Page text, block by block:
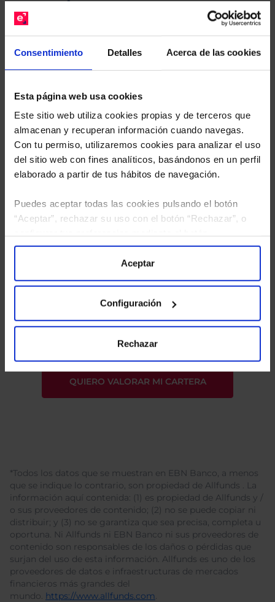
Consentimiento Detalles Acerca de las cookies
Esta página web usa cookies
Este sitio web utiliza cookies propias y de terceros que
almacenan y recuperan información cuando navegas.
Con tu permiso, utilizaremos cookies para analizar el uso
del sitio web con fines analíticos, basándonos en un perfil
elaborado a partir de tus hábitos de navegación.
Puedes aceptar todas las cookies pulsando el botón
“Aceptar”, rechazar su uso con el botón “Rechazar”, o
“Configuración”. Consulta nuestraPolítica
para más información.
Aceptar
Configuración
Rechazar
gratuito de su cartera.
sus Fondos y nuestros expertos le enviarán un
estudio gratuito de sus alternativas de Clases
la política de privacidad
y consiento el
*Todos los datos que se muestran en EBN Banco, a menos
que se indique lo contrario, son propiedad de Allfunds . La
información aquí contenida: (1) es propiedad de Allfunds y /
o sus proveedores de contenido; (2) no se puede copiar ni
distribuir; y (3) no se garantiza que sea precisa, completa u
oportuna. Ni Allfunds ni EBN Banco ni sus proveedores de
contenido son responsables de los daños o pérdidas que
surjan del uso de esta información. Allfunds es uno de los
proveedores de datos e infraestructuras de mercados
financieros más grandes del
mundo. https://www.allfunds.com.